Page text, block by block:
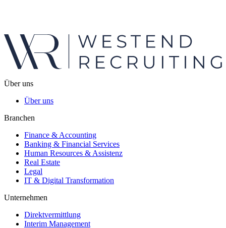
Über uns
Über uns
Branchen
Finance & Accounting
Banking & Financial Services
Human Resources & Assistenz
Real Estate
Legal
IT & Digital Transformation
Unternehmen
Direktvermittlung
Interim Management